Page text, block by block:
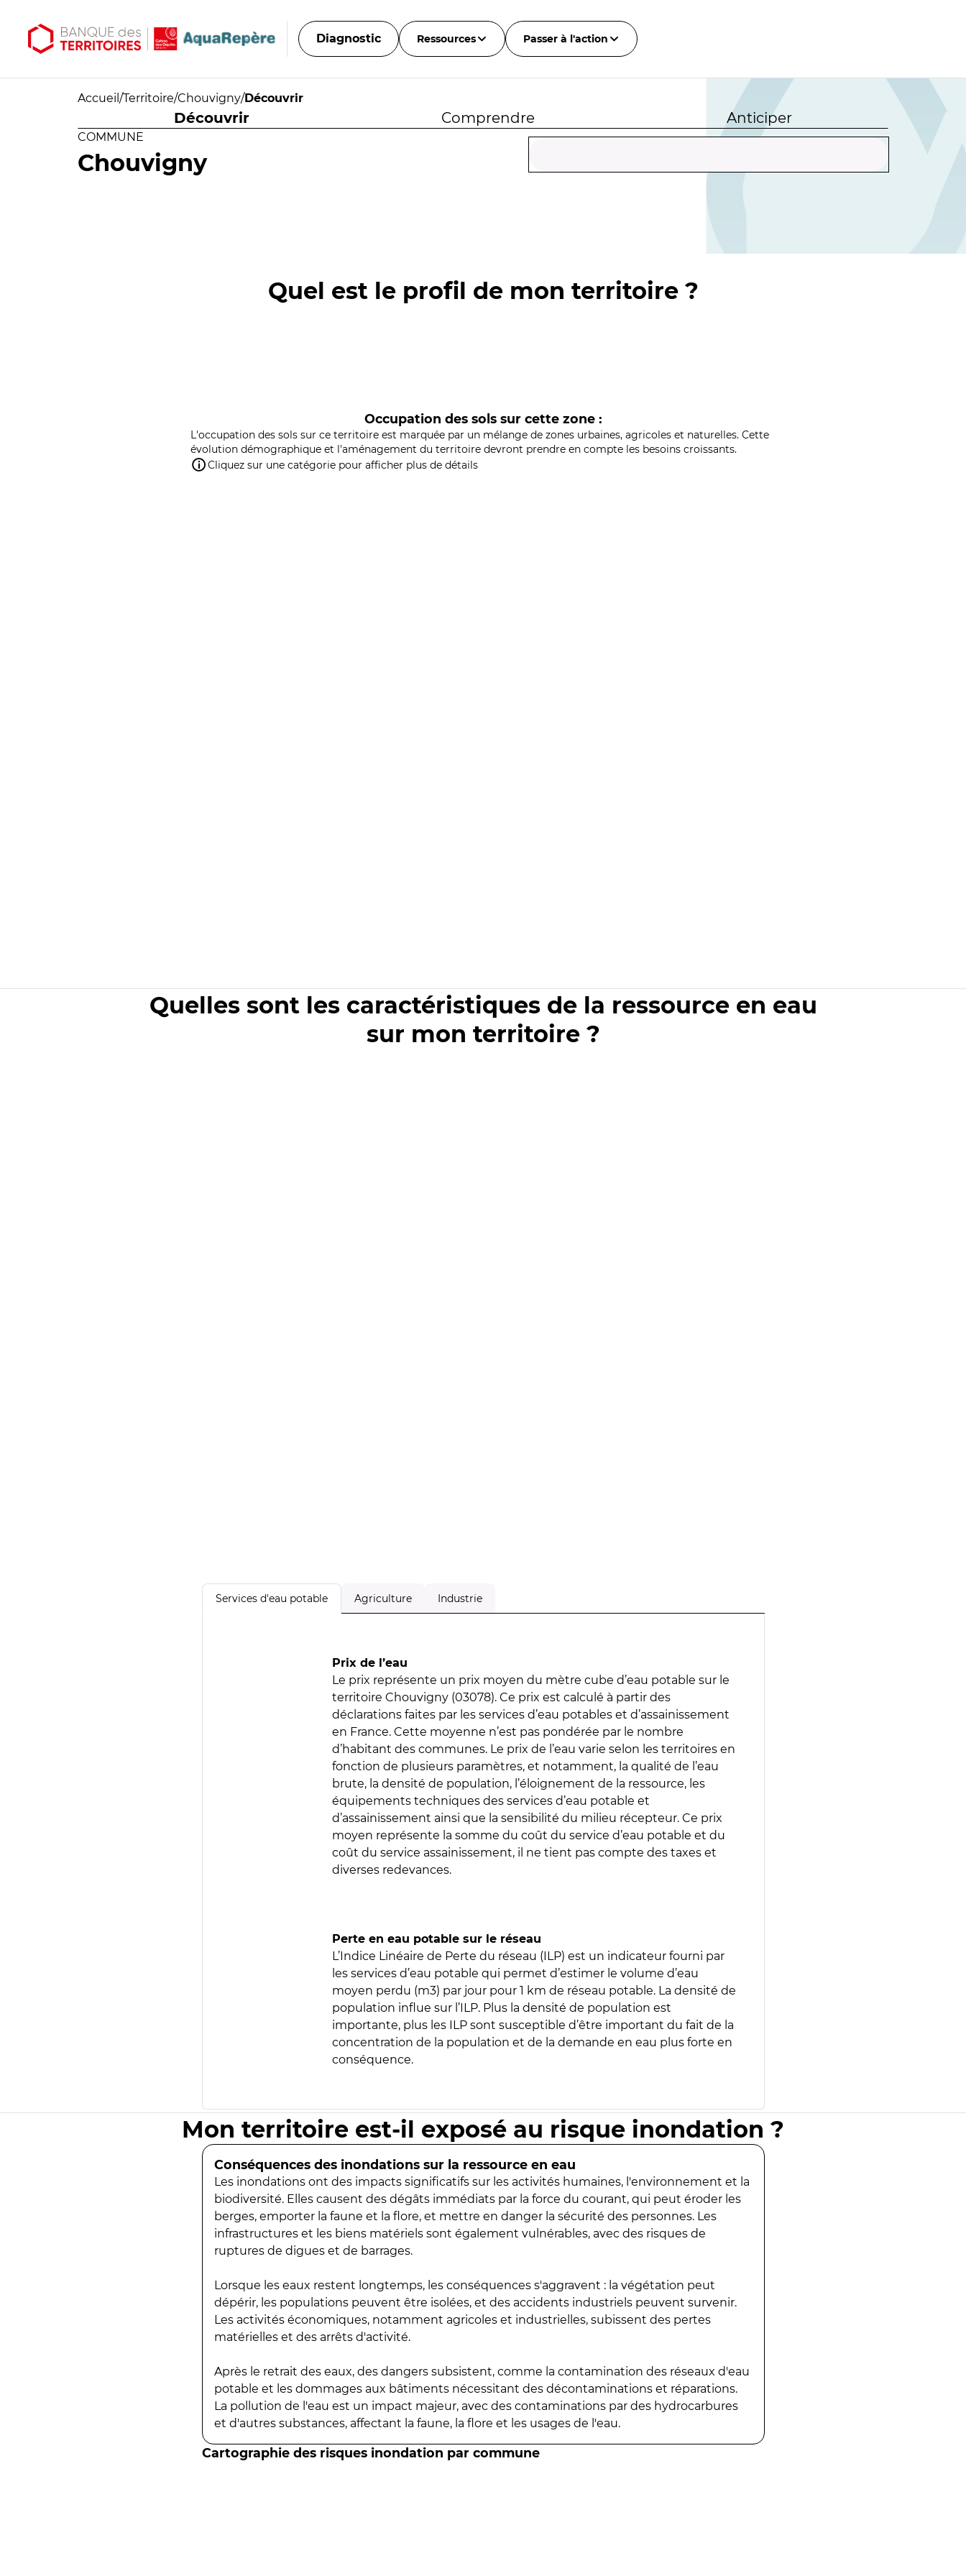
Diagnostic Ressources Passer à l'action
Accueil /Territoire/Chouvigny/Découvrir
Découvrir Comprendre Anticiper
COMMUNE
Chouvigny
Quel est le profil de mon territoire ?
Occupation des sols sur cette zone :
L'occupation des sols sur ce territoire est marquée par un mélange de zones urbaines, agricoles et naturelles. Cette
évolution démographique et l'aménagement du territoire devront prendre en compte les besoins croissants.
Cliquez sur une catégorie pour afficher plus de détails
Quelles sont les caractéristiques de la ressource en eau
sur mon territoire ?
Services d'eau potable Agriculture Industrie
Prix de l’eau
Le prix représente un prix moyen du mètre cube d’eau potable sur le
territoire Chouvigny (03078). Ce prix est calculé à partir des
déclarations faites par les services d’eau potables et d’assainissement
en France. Cette moyenne n’est pas pondérée par le nombre
d’habitant des communes. Le prix de l’eau varie selon les territoires en
fonction de plusieurs paramètres, et notamment, la qualité de l’eau
brute, la densité de population, l’éloignement de la ressource, les
équipements techniques des services d’eau potable et
d’assainissement ainsi que la sensibilité du milieu récepteur. Ce prix
moyen représente la somme du coût du service d’eau potable et du
coût du service assainissement, il ne tient pas compte des taxes et
diverses redevances.
Perte en eau potable sur le réseau
L’Indice Linéaire de Perte du réseau (ILP) est un indicateur fourni par
les services d’eau potable qui permet d’estimer le volume d’eau
moyen perdu (m3) par jour pour 1 km de réseau potable. La densité de
population influe sur l’ILP. Plus la densité de population est
importante, plus les ILP sont susceptible d’être important du fait de la
concentration de la population et de la demande en eau plus forte en
conséquence.
Mon territoire est-il exposé au risque inondation ?
Conséquences des inondations sur la ressource en eau
Les inondations ont des impacts significatifs sur les activités humaines, l'environnement et la
biodiversité. Elles causent des dégâts immédiats par la force du courant, qui peut éroder les
berges, emporter la faune et la flore, et mettre en danger la sécurité des personnes. Les
infrastructures et les biens matériels sont également vulnérables, avec des risques de
ruptures de digues et de barrages.
Lorsque les eaux restent longtemps, les conséquences s'aggravent : la végétation peut
dépérir, les populations peuvent être isolées, et des accidents industriels peuvent survenir.
Les activités économiques, notamment agricoles et industrielles, subissent des pertes
matérielles et des arrêts d'activité.
Après le retrait des eaux, des dangers subsistent, comme la contamination des réseaux d'eau
potable et les dommages aux bâtiments nécessitant des décontaminations et réparations.
La pollution de l'eau est un impact majeur, avec des contaminations par des hydrocarbures
et d'autres substances, affectant la faune, la flore et les usages de l'eau.
Cartographie des risques inondation par commune